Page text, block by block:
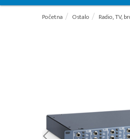
Početna Ostalo Radio, TV,